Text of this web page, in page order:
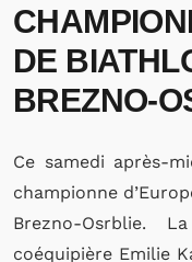
DE
BREZNO-
Ce samedi après-
championne
Brezno-Osrblie.
coéquipière Emilie